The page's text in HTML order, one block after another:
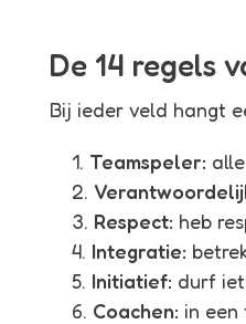
De 14 regels
Bij ieder veld hangt
Teamspeler:
Respect: heb
Integratie:
Initiatief: durf
Coachen: in